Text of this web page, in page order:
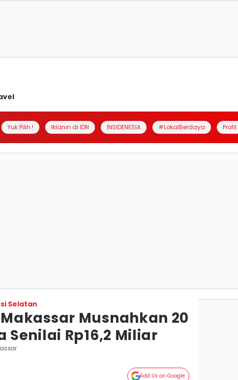
Yuk Pilih ! Iklanin di IDN INSIDENESIA #LokalBerdaya
Selatan
Musnahkan 20
Senilai Rp16,2 Miliar
Add Us on Google